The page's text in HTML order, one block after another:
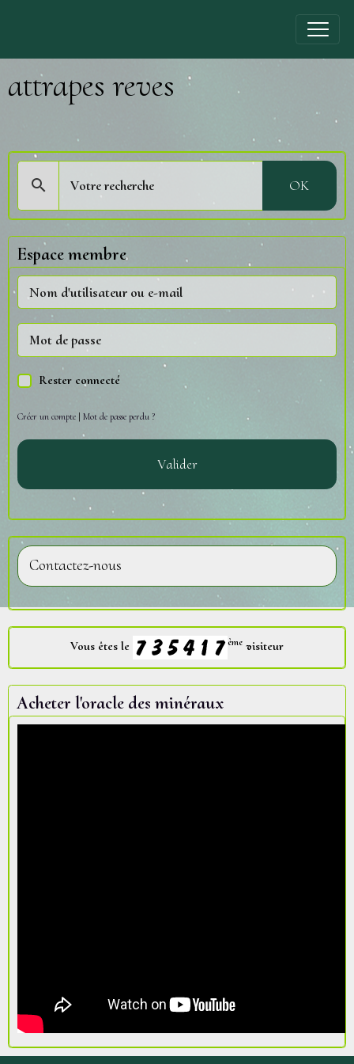
attrapes reves
OK
Espace membre
Rester connecté
Créer un compte | Mot de passe perdu ?
Valider
Contactez-nous
Vous êtes le ème visiteur
Acheter l'oracle des minéraux